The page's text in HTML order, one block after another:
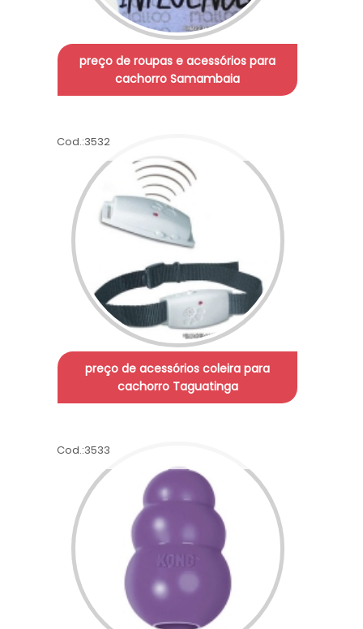
preço de roupas e acessórios para
cachorro Samambaia
Cod.:3532
preço de acessórios coleira para
cachorro Taguatinga
Cod.:3533